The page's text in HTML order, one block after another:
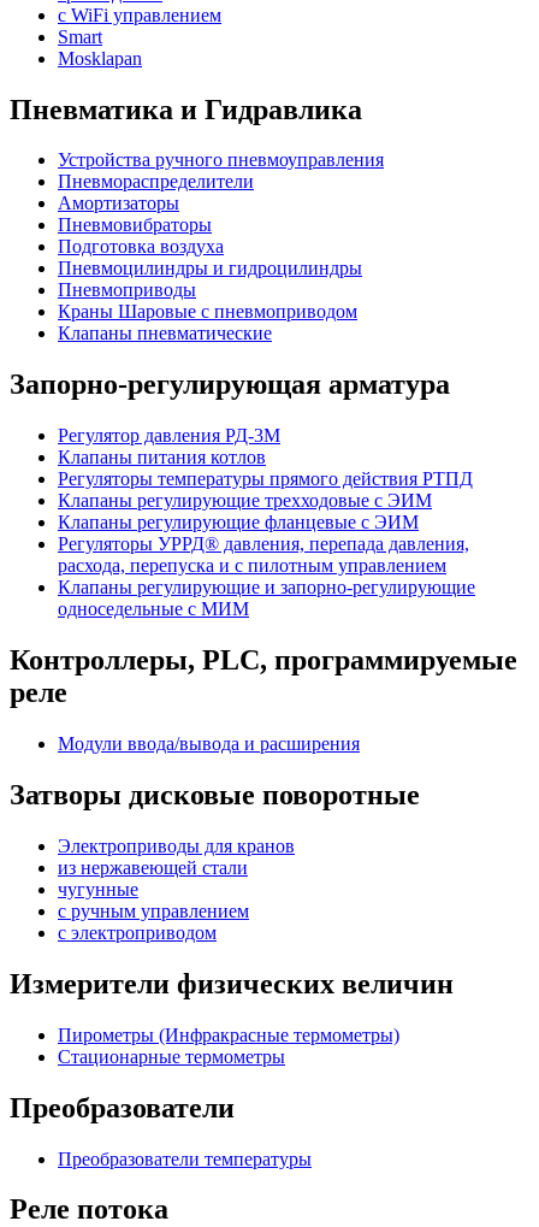
с WiFi управлением
Smart
Mosklapan
Пневматика и Гидравлика
Устройства ручного пневмоуправления
Пневмораспределители
Амортизаторы
Пневмовибраторы
Подготовка воздуха
Пневмоцилиндры и гидроцилиндры
Пневмоприводы
Краны Шаровые с пневмоприводом
Клапаны пневматические
Запорно-регулирующая арматура
Регулятор давления РД-3М
Клапаны питания котлов
Регуляторы температуры прямого действия РТПД
Клапаны регулирующие трехходовые с ЭИМ
Клапаны регулирующие фланцевые с ЭИМ
Регуляторы УРРД® давления, перепада давления,
расхода, перепуска и с пилотным управлением
Клапаны регулирующие и запорно-регулирующие
односедельные с МИМ
Контроллеры, PLС, программируемые
реле
Модули ввода/вывода и расширения
Затворы дисковые поворотные
Электроприводы для кранов
из нержавеющей стали
чугунные
с ручным управлением
c электроприводом
Измерители физических величин
Пирометры (Инфракрасные термометры)
Стационарные термометры
Преобразователи
Преобразователи температуры
Реле потока